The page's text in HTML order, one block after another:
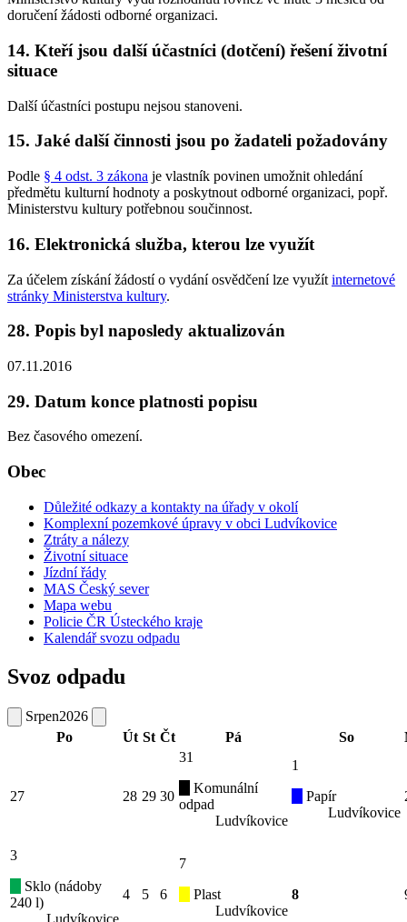
doručení žádosti odborné organizaci.
14. Kteří jsou další účastníci (dotčení) řešení životní
situace
Další účastníci postupu nejsou stanoveni.
15. Jaké další činnosti jsou po žadateli požadovány
Podle § 4 odst. 3 zákona je vlastník povinen umožnit ohledání
předmětu kulturní hodnoty a poskytnout odborné organizaci, popř.
Ministerstvu kultury potřebnou součinnost.
16. Elektronická služba, kterou lze využít
Za účelem získání žádostí o vydání osvědčení lze využít internetové
stránky Ministerstva kultury.
28. Popis byl naposledy aktualizován
07.11.2016
29. Datum konce platnosti popisu
Bez časového omezení.
Obec
Důležité odkazy a kontakty na úřady v okolí
Komplexní pozemkové úpravy v obci Ludvíkovice
Ztráty a nálezy
Životní situace
Jízdní řády
MAS Český sever
Mapa webu
Policie ČR Ústeckého kraje
Kalendář svozu odpadu
Svoz odpadu
Srpen2026
Po
Út St Čt Pá So
27 28 29 30
31
Komunální
odpad
Ludvíkovice
1
Papír
Ludvíkovice
3
Sklo (nádoby
240 l)
Ludvíkovice
4 5 6
7
Plast
Ludvíkovice
8